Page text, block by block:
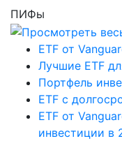
ПИФы
ETF от
Лучшие ETF
Портфель
ETF с
ETF от
инвестиции в